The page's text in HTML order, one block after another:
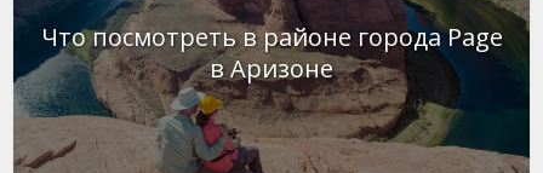
Что посмотреть в районе города Page
в Аризоне